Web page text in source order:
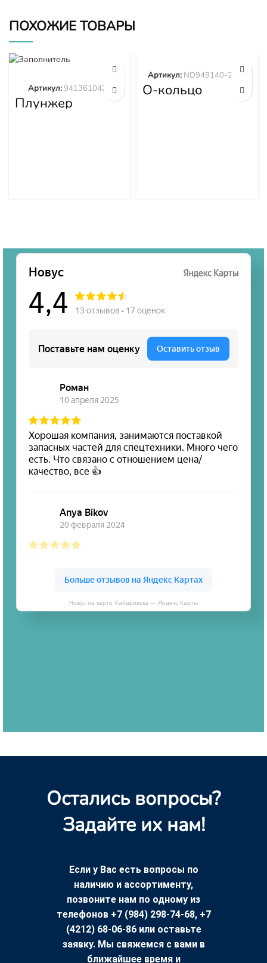
ПОХОЖИЕ ТОВАРЫ
Плунжер
9413610423
Артикул:9413610423 О-кольцо
ND949140-2570
Артикул: ND949140-2570
Новус на карте Хабаровска — Яндекс Карты
Остались вопросы?
Задайте их нам!
Если у Вас есть вопросы по
наличию и ассортименту,
позвоните нам по одному из
телефонов +7 (984) 298-74-68, +7
(4212) 68-06-86 или оставьте
заявку. Мы свяжемся с вами в
ближайшее время и